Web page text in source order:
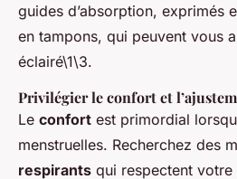
guides d’absorption, exprimés
en tampons, qui peuvent vous
éclairé\1\3.
Privilégier le confort et
Le confort est primordial
menstruelles. Recherchez des
respirants qui respectent